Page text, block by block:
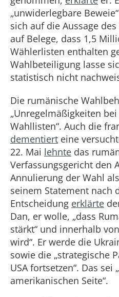
„unwiderlegbare
sich auf die Aussage
auf Belege, dass 1,5
Wählerlisten enthalten
Wahlbeteiligung lasse
statistisch nicht
Die rumänische
„Unregelmäßigkeiten
Wahllisten“. Auch die
dementiert eine
22. Mai lehnte das
Verfassungsgericht den
Annulierung der Wahl
seinem Statement nach
Entscheidung erklärte
Dan, er wolle, „dass
stärkt“ und innerhalb
wird“. Er werde die
sowie die „strategische
USA fortsetzen“. Das
amerikanischen Seite“.